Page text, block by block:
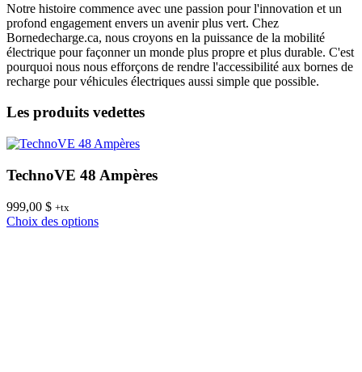
Notre histoire commence avec une passion pour l'innovation et un
profond engagement envers un avenir plus vert. Chez
Bornedecharge.ca, nous croyons en la puissance de la mobilité
électrique pour façonner un monde plus propre et plus durable. C'est
pourquoi nous nous efforçons de rendre l'accessibilité aux bornes de
recharge pour véhicules électriques aussi simple que possible.
Les produits vedettes
TechnoVE 48 Ampères
999,00 $ +tx
Choix des optionsCe